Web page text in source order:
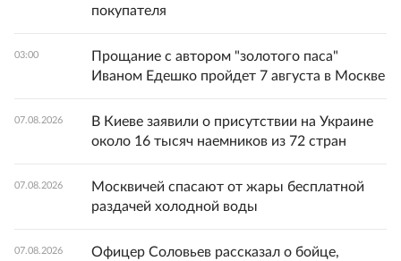
покупателя
03:00
Прощание с автором "золотого паса"
Иваном Едешко пройдет 7 августа в Москве
07.08.2026
В Киеве заявили о присутствии на Украине
около 16 тысяч наемников из 72 стран
07.08.2026
Москвичей спасают от жары бесплатной
раздачей холодной воды
07.08.2026
Офицер Соловьев рассказал о бойце,